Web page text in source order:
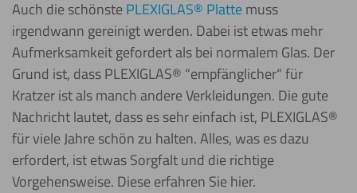
Auch die schönstePLEXIGLAS®️ Plattemuss
irgendwann gereinigt werden. Dabei ist etwas mehr
Aufmerksamkeit gefordert als bei normalem Glas. Der
Grund ist, dass PLEXIGLAS®️ “empfänglicher“ für
Kratzer ist als manch andere Verkleidungen. Die gute
Nachricht lautet, dass es sehr einfach ist, PLEXIGLAS®️
für viele Jahre schön zu halten. Alles, was es dazu
erfordert, ist etwas Sorgfalt und die richtige
Vorgehensweise. Diese erfahren Sie hier.